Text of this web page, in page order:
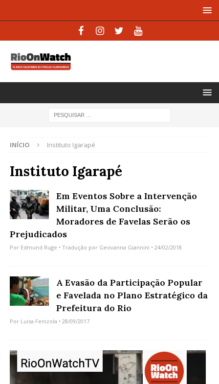
INÍCIO Instituto Igarapé
Instituto Igarapé
Em Eventos Sobre a Intervenção
Militar, Uma Conclusão:
Moradores de Favelas Serão os
Prejudicados
Por Edmund Ruge • Tradução por Geovanna Giannini • 24/02/2018
A Evasão da Participação Popular
e Favelada no Plano Estratégico da
Prefeitura do Rio
Por Luisa Fenizola • 28/09/2017